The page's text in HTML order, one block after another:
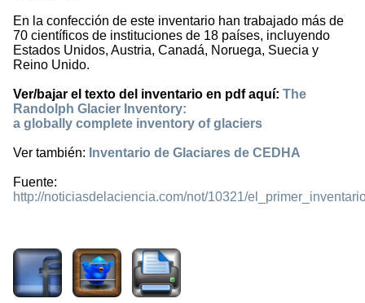
En la confección de este inventario han trabajado más de
70 científicos de instituciones de 18 países, incluyendo
Estados Unidos, Austria, Canadá, Noruega, Suecia y
Reino Unido.
Ver/bajar el texto del inventario en pdf aquí: The
Randolph Glacier Inventory:
a globally complete inventory of glaciers
Ver también: Inventario de Glaciares de CEDHA
Fuente:
http://noticiasdelaciencia.com/not/10321/